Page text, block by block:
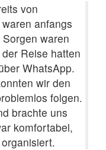
von
anfangs
waren
Reise hatten
WhatsApp.
wir den
folgen.
brachte uns
komfortabel,